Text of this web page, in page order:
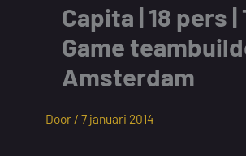
Capita | 18 pers |
Game
Amsterdam
Door / 7 januari 2014